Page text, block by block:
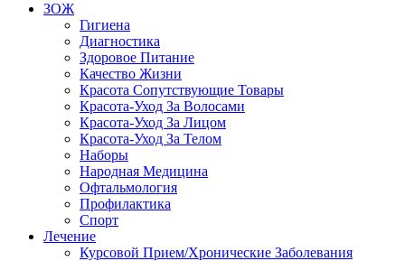
ЗОЖ
Гигиена
Диагностика
Здоровое Питание
Качество Жизни
Красота Сопутствующие Товары
Красота-Уход За Волосами
Красота-Уход За Лицом
Красота-Уход За Телом
Наборы
Народная Медицина
Офтальмология
Профилактика
Спорт
Лечение
Курсовой Прием/Хронические Заболевания